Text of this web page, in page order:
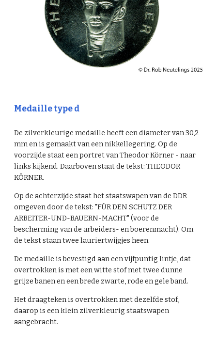
Medaille typed
De zilverkleurige medaille heeft een diameter van 30,2
mm en is gemaakt vaneennikkellegering. Op de
voorzijde staat een portret van Theodor Körner - naar
links kijkend. Daarboven staat de tekst: THEODOR
KÖRNER.
Op de achterzijde staat het staatswapen van de DDR
omgeven door de tekst: "FÜR DEN SCHUTZ DER
ARBEITER-UND-BAUERN-MACHT" (voor de
bescherming van de arbeiders- en boerenmacht). Om
de tekst staan twee lauriertwijgjes heen.
De medaille is bevestigd aan een vijfpuntig lintje, dat
overtrokken is met een witte stof met twee dunne
grijze banen en een brede zwarte, rode en gele band.
Het draagteken is overtrokken met dezelfde stof,
daarop is een klein zilverkleurig staatswapen
aangebracht.